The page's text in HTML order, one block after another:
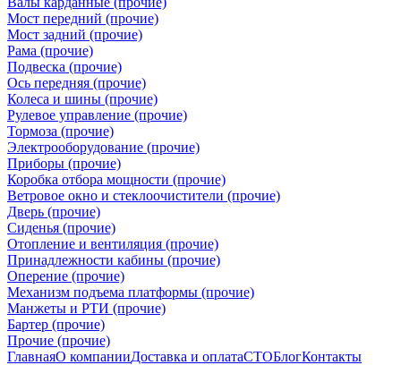
Мост передний (прочие)
Мост задний (прочие)
Рама (прочие)
Подвеска (прочие)
Ось передняя (прочие)
Колеса и шины (прочие)
Рулевое управление (прочие)
Тормоза (прочие)
Электрооборудование (прочие)
Приборы (прочие)
Коробка отбора мощности (прочие)
Ветровое окно и стеклоочистители (прочие)
Дверь (прочие)
Сиденья (прочие)
Отопление и вентиляция (прочие)
Принадлежности кабины (прочие)
Оперение (прочие)
Механизм подъема платформы (прочие)
Манжеты и РТИ (прочие)
Бартер (прочие)
Прочие (прочие)
ГлавнаяО компанииДоставка и оплатаСТОБлогКонтакты